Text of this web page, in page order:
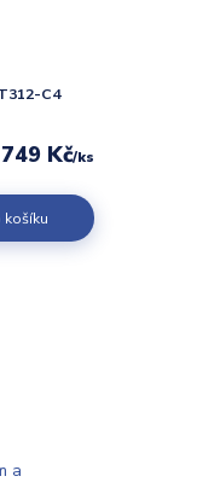
C4
749 Kč/ks
košíku